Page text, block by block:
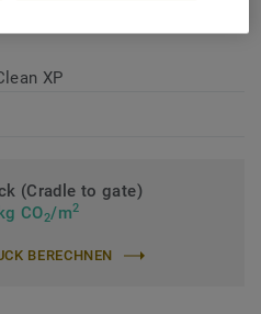
XP
(Cradle to gate)
CO2/m2
BERECHNEN